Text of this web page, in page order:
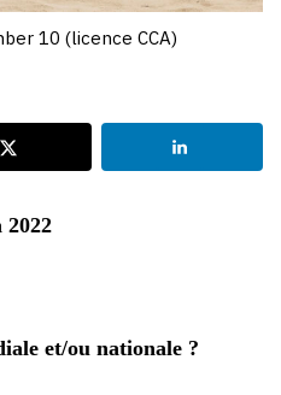
10 (licence CCA)
2022
et/ou nationale ?